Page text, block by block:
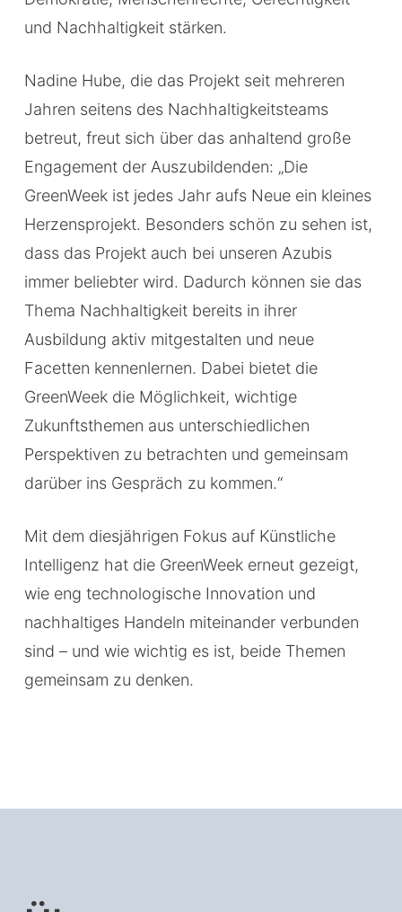
und Nachhaltigkeit stärken.
Nadine Hube, die das Projekt seit mehreren
Jahren seitens des Nachhaltigkeitsteams
betreut, freut sich über das anhaltend große
Engagement der Auszubildenden: „Die
GreenWeek ist jedes Jahr aufs Neue ein kleines
Herzensprojekt. Besonders schön zu sehen ist,
dass das Projekt auch bei unseren Azubis
immer beliebter wird. Dadurch können sie das
Thema Nachhaltigkeit bereits in ihrer
Ausbildung aktiv mitgestalten und neue
Facetten kennenlernen. Dabei bietet die
GreenWeek die Möglichkeit, wichtige
Zukunftsthemen aus unterschiedlichen
Perspektiven zu betrachten und gemeinsam
darüber ins Gespräch zu kommen.“
Mit dem diesjährigen Fokus auf Künstliche
Intelligenz hat die GreenWeek erneut gezeigt,
wie eng technologische Innovation und
nachhaltiges Handeln miteinander verbunden
sind – und wie wichtig es ist, beide Themen
gemeinsam zu denken.